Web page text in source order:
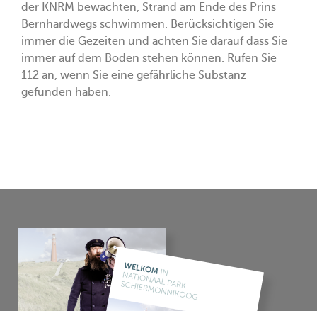
der KNRM bewachten, Strand am Ende des Prins
Bernhardwegs schwimmen. Berücksichtigen Sie
immer die Gezeiten und achten Sie darauf dass Sie
immer auf dem Boden stehen können. Rufen Sie
112 an, wenn Sie eine gefährliche Substanz
gefunden haben.